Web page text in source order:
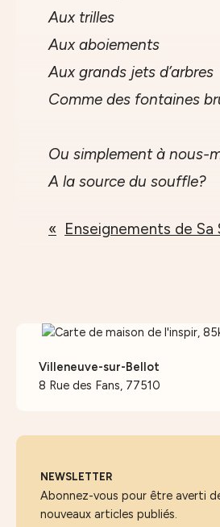
Aux trilles
Aux aboiements
Aux grands jets d’arbres
Comme des fontaines
Ou simplement à nous-
A la source du souffle?
Villeneuve-sur-Bellot
8 Rue des Fans, 77510
NEWSLETTER
Abonnez-vous pour être averti
nouveaux articles publiés.